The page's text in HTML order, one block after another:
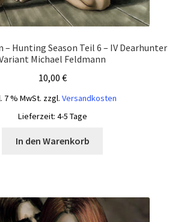
– Hunting Season Teil 6 – IV Dearhunter
Michael Feldmann
10,00 €
7 % MwSt. zzgl. Versandkosten
Lieferzeit: 4-5 Tage
In den Warenkorb